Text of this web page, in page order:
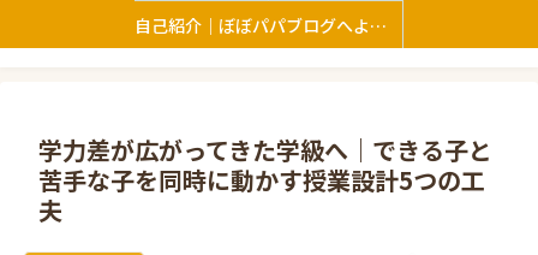
自己紹介｜ぼぼパパブログへようこそ
学力差が広がってきた学級へ｜できる子と
苦手な子を同時に動かす授業設計5つの工
夫